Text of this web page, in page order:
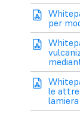
per
le